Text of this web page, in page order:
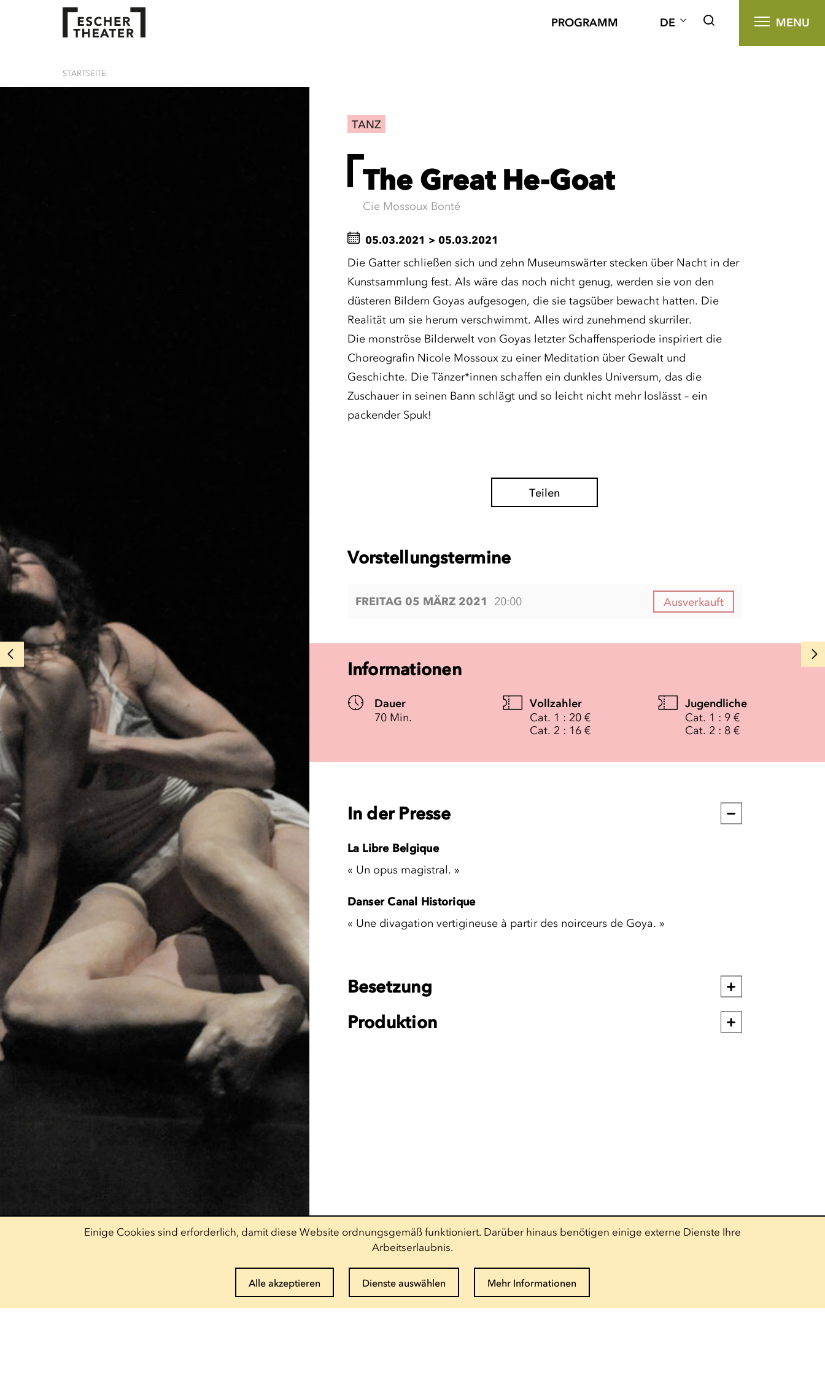
PROGRAMM DE MENU
STARTSEITE
TANZ
The Great He-Goat
Cie Mossoux Bonté
05.03.2021 > 05.03.2021
Die Gatter schließen sich und zehn Museumswärter stecken über Nacht in der
Kunstsammlung fest. Als wäre das noch nicht genug, werden sie von den
düsteren Bildern Goyas aufgesogen, die sie tagsüber bewacht hatten. Die
Realität um sie herum verschwimmt. Alles wird zunehmend skurriler.
Die monströse Bilderwelt von Goyas letzter Schaffensperiode inspiriert die
Choreografin Nicole Mossoux zu einer Meditation über Gewalt und
Geschichte. Die Tänzer*innen schaffen ein dunkles Universum, das die
Zuschauer in seinen Bann schlägt und so leicht nicht mehr loslässt – ein
packender Spuk!
Teilen
Vorstellungstermine
FREITAG 05 MÄRZ 2021 20:00 Ausverkauft
Informationen
Dauer
70 Min.
Vollzahler
Cat. 1 : 20 €
Cat. 2 : 16 €
Jugendliche
Cat. 1 : 9 €
Cat. 2 : 8 €
In der Presse
La Libre Belgique
« Un opus magistral. »
Danser Canal Historique
« Une divagation vertigineuse à partir des noirceurs de Goya. »
Besetzung
Produktion
Einige Cookies sind erforderlich, damit diese Website ordnungsgemäß funktioniert. Darüber hinaus benötigen einige externe Dienste Ihre
Arbeitserlaubnis.
Alle akzeptieren Dienste auswählen Mehr Informationen